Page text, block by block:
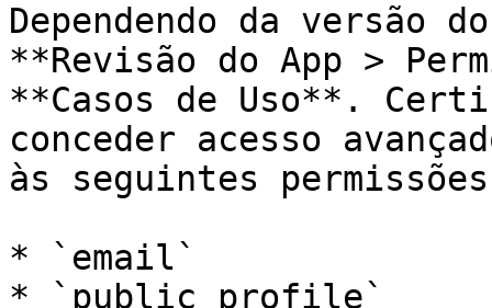
Dependendo da versão
**Revisão do App >
**Casos de Uso**.
conceder acesso
às seguintes
* `email`
* `public_profile`